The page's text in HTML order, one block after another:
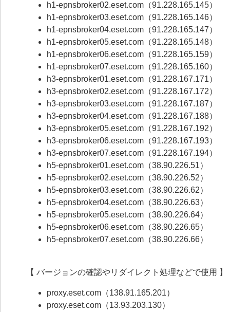
h1-epnsbroker02.eset.com（91.228.165.145）
h1-epnsbroker03.eset.com（91.228.165.146）
h1-epnsbroker04.eset.com（91.228.165.147）
h1-epnsbroker05.eset.com（91.228.165.148）
h1-epnsbroker06.eset.com（91.228.165.159）
h1-epnsbroker07.eset.com（91.228.165.160）
h3-epnsbroker01.eset.com（91.228.167.171）
h3-epnsbroker02.eset.com（91.228.167.172）
h3-epnsbroker03.eset.com（91.228.167.187）
h3-epnsbroker04.eset.com（91.228.167.188）
h3-epnsbroker05.eset.com（91.228.167.192）
h3-epnsbroker06.eset.com（91.228.167.193）
h3-epnsbroker07.eset.com（91.228.167.194）
h5-epnsbroker01.eset.com（38.90.226.51）
h5-epnsbroker02.eset.com（38.90.226.52）
h5-epnsbroker03.eset.com（38.90.226.62）
h5-epnsbroker04.eset.com（38.90.226.63）
h5-epnsbroker05.eset.com（38.90.226.64）
h5-epnsbroker06.eset.com（38.90.226.65）
h5-epnsbroker07.eset.com（38.90.226.66）
【 バージョンの確認やリダイレクト処理などで使用 】
proxy.eset.com（138.91.165.201）
proxy.eset.com（13.93.203.130）